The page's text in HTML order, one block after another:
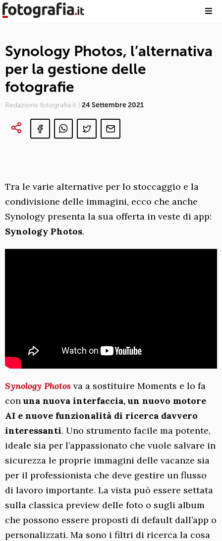
Synology Photos, l’alternativa
per la gestione delle
fotografie
Redazione fotografia.it | 24 Settembre 2021
Tra le varie alternative per lo stoccaggio e la
condivisione delle immagini, ecco che anche
Synology presenta la sua offerta in veste di app:
Synology Photos.
Synology Photos va a sostituire Moments e lo fa
conuna nuova interfaccia, un nuovo motore
AI e nuove funzionalità di ricerca davvero
interessanti. Uno strumento facile ma potente,
ideale sia per l’appassionato che vuole salvare in
sicurezza le proprie immagini delle vacanze sia
per il professionista che deve gestire un flusso
di lavoro importante. La vista può essere settata
sulla classica preview delle foto o sugli album
che possono essere proposti di default dall’app o
personalizzati. Ma sono i filtri di ricerca la cosa